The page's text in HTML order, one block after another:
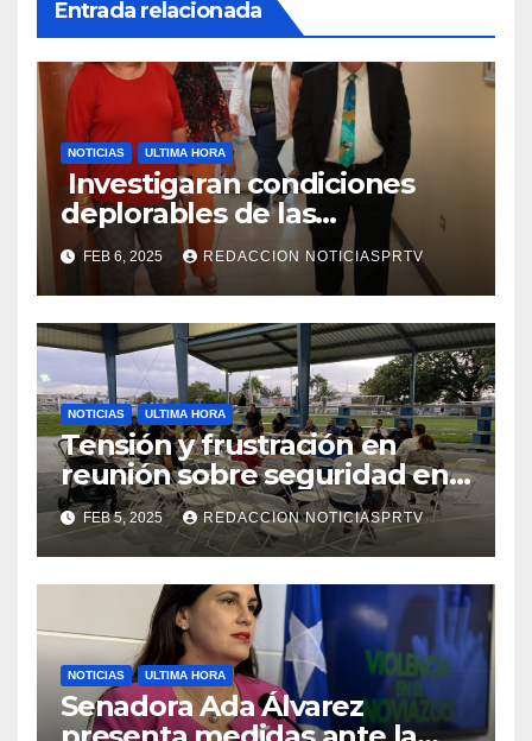
Entrada relacionada
NOTICIAS ULTIMA HORA
Investigaran condiciones
deplorables de las
facilidades el Departamento
de la Salud en Mayagüez
FEB 6, 2025 REDACCION NOTICIASPRTV
NOTICIAS ULTIMA HORA
Tensión y frustración en
reunión sobre seguridad en
Reparto Metropolitano
FEB 5, 2025 REDACCION NOTICIASPRTV
NOTICIAS ULTIMA HORA
Senadora Ada Álvarez